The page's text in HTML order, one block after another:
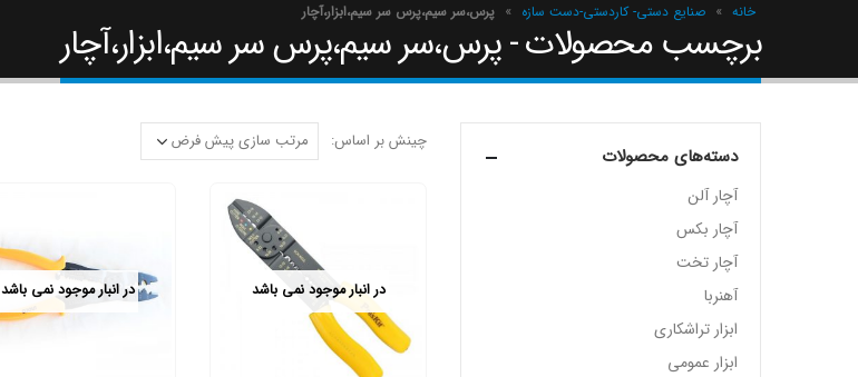
خانه » صنایع دستی- کاردستی-دست سازه » پرس،سر سیم،پرس سر سیم،ابزار،آچار
برچسب محصولات - پرس،سر سیم،پرس سر سیم،ابزار،آچار
چینش بر اساس:
در انبار موجود نمی باشد در انبار موجود نمی باشد
دسته‌های محصولات
آچار آلن
آچار بکس
آچار تخت
آهنربا
ابزار تراشکاری
ابزار عمومی